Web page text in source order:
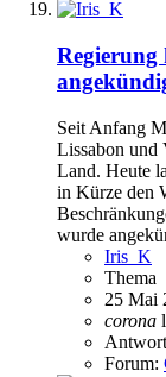
Regierung
Seit Anfang
Lissabon und
Land. Heute
in Kürze den
wurde
Iris_K
Thema
25 Mai
corona
Forum: